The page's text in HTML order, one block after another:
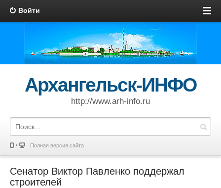
Войти
Архангельск-ИНФО
http://www.arh-info.ru
Полная версия сайта
Сенатор Виктор Павленко поддержал
строителей